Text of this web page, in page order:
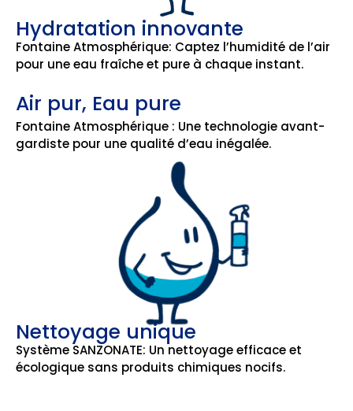
Hydratation innovante
Fontaine Atmosphérique: Captez l’humidité de l’air
pour une eau fraîche et pure à chaque instant.
Air pur, Eau pure
Fontaine Atmosphérique : Une technologie avant-
gardiste pour une qualité d’eau inégalée.
Nettoyage unique
Système SANZONATE: Un nettoyage efficace et
écologique sans produits chimiques nocifs.